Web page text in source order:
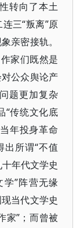
转向了本土
三“叛离”原
亲密接轨。
家们既然是
公众舆论产
题更加复杂
“传统文化底
年投身革命
出所谓“不值
年代文学史
学”阵营无缘
当代文学史
家”；而曾被